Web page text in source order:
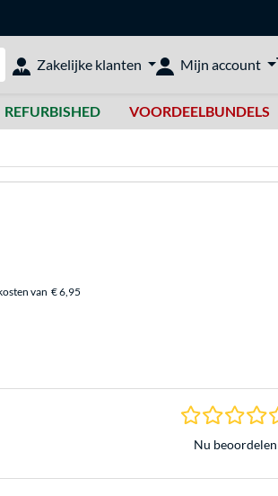
doorzoeken
Zakelijke klanten Mijn account
REFURBISHED VOORDEELBUNDELS
van € 6,95
Nu beoordelen